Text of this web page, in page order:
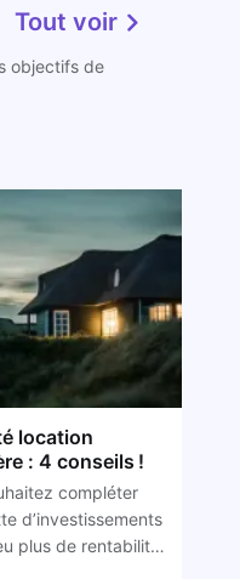
Tout voir
objectifs de
location
: 4 conseils !
compléter
d’investissements
plus de rentabilité,